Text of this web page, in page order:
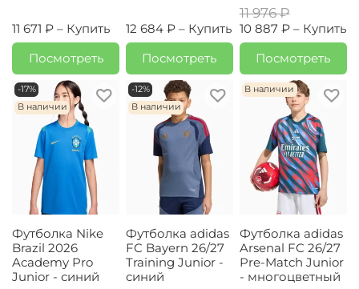
11 671 ₽ – Купить
Посмотреть
12 684 ₽ – Купить
Посмотреть
11 976 ₽
10 887 ₽ – Купить
Посмотреть
-17%
В наличии
Футболка Nike
Brazil 2026
Academy Pro
Junior - синий
-12%
В наличии
Футболка adidas
FC Bayern 26/27
Training Junior -
синий
В наличии
Футболка adidas
Arsenal FC 26/27
Pre-Match Junior
- многоцветный